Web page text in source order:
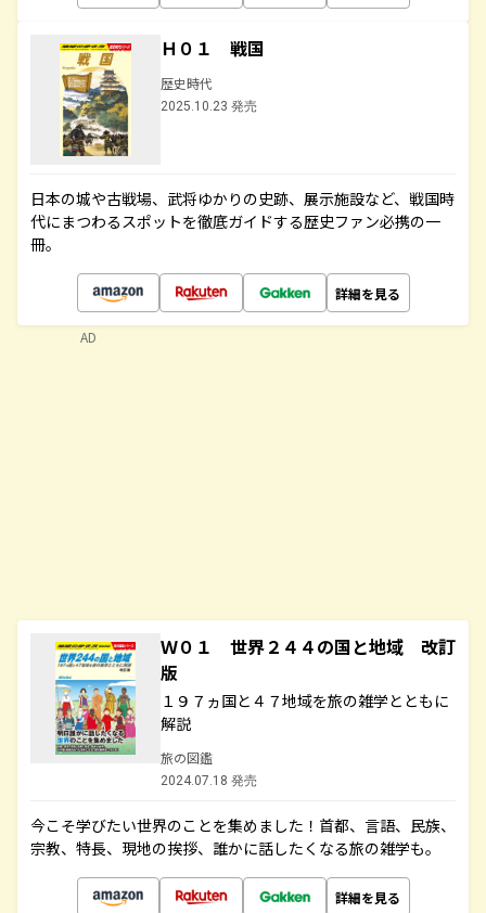
Ｈ０１ 戦国
歴史時代
2025.10.23 発売
日本の城や古戦場、武将ゆかりの史跡、展示施設など、戦国時
代にまつわるスポットを徹底ガイドする歴史ファン必携の一
冊。
詳細を見る
Ｗ０１ 世界２４４の国と地域 改訂
版
１９７ヵ国と４７地域を旅の雑学とともに
解説
旅の図鑑
2024.07.18 発売
今こそ学びたい世界のことを集めました！首都、言語、民族、
宗教、特長、現地の挨拶、誰かに話したくなる旅の雑学も。
詳細を見る
AD